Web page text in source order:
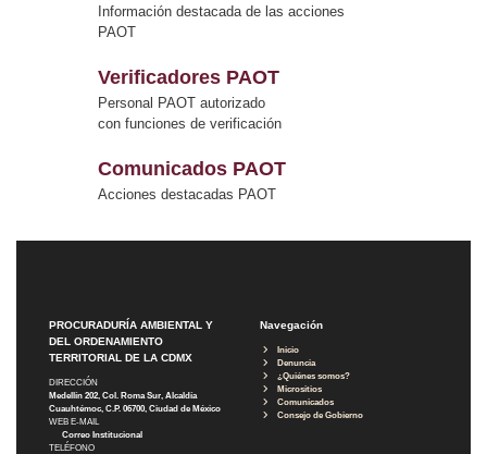
Información destacada de las acciones
PAOT
Verificadores PAOT
Personal PAOT autorizado
con funciones de verificación
Comunicados PAOT
Acciones destacadas PAOT
PROCURADURÍA AMBIENTAL Y
DEL ORDENAMIENTO
TERRITORIAL DE LA CDMX
DIRECCIÓN
Medellín 202, Col. Roma Sur, Alcaldía
Cuauhtémoc, C.P. 06700, Ciudad de México
WEB E-MAIL
Correo Institucional
TELÉFONO
Navegación
Inicio
Denuncia
¿Quiénes somos?
Micrositios
Comunicados
Consejo de Gobierno